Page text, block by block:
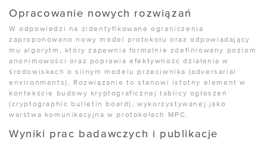
Opracowanie nowych rozwiązań
W odpowiedzi na zidentyfikowane ograniczenia
zaproponowano nowy model protokołu oraz odpowiadający
mu algorytm, który zapewnia formalnie zdefiniowany poziom
anonimowości oraz poprawia efektywność działania w
środowiskach o silnym modelu przeciwnika (adversarial
environments). Rozwiązanie to stanowi istotny element w
kontekście budowy kryptograficznej tablicy ogłoszeń
(cryptographic bulletin board), wykorzystywanej jako
warstwa komunikacyjna w protokołach MPC.
Wyniki prac badawczych i publikacje